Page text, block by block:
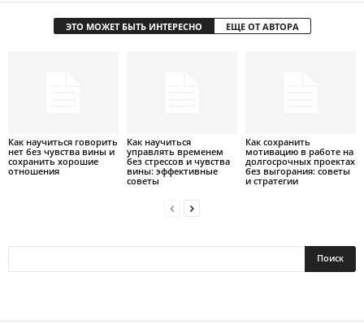
ЭТО МОЖЕТ БЫТЬ ИНТЕРЕСНО ЕЩЕ ОТ АВТОРА
Как научиться говорить
нет без чувства вины и
сохранить хорошие
отношения
Как научиться
управлять временем
без стрессов и чувства
вины: эффективные
советы
Как сохранить
мотивацию в работе на
долгосрочных проектах
без выгорания: советы
и стратегии